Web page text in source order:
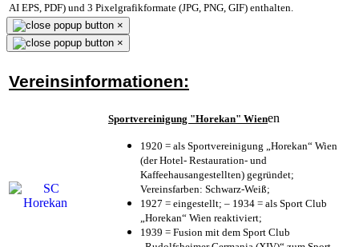
AI EPS, PDF) und 3 Pixelgrafikformate (JPG, PNG, GIF) enthalten.
×
×
Vereinsinformationen:
Sportvereinigung "Horekan" Wienen
1920 = als Sportvereinigung „Horekan“ Wien
(der Hotel- Restauration- und
Kaffeehausangestellten) gegründet;
Vereinsfarben: Schwarz-Weiß;
1927 = eingestellt; – 1934 = als Sport Club
„Horekan“ Wien reaktiviert;
1939 = Fusion mit dem Sport Club